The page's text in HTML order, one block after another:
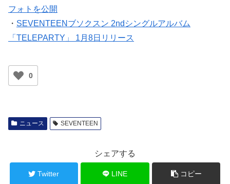
フォトを公開
・ SEVENTEENブソクスン 2ndシングルアルバム
「TELEPARTY」 1月8日リリース
0
ニュース SEVENTEEN
シェアする
Twitter LINE コピー